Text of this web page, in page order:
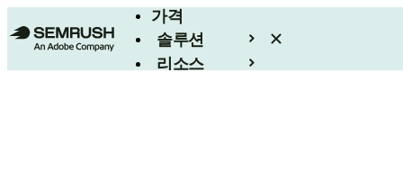
가격
솔루션
리소스